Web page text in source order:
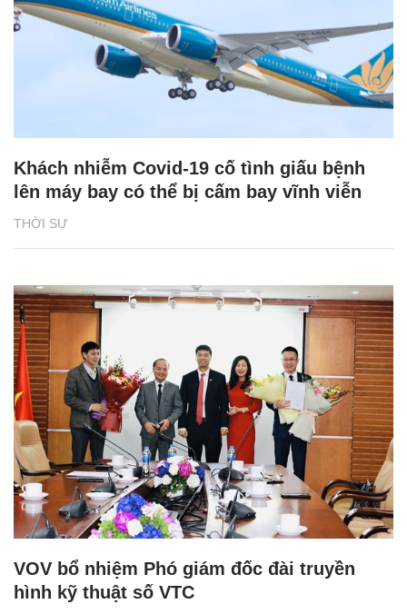
THỜI SỰ
Khách nhiễm Covid-19 cố tình giấu bệnh
lên máy bay có thể bị cấm bay vĩnh viễn
VOV bổ nhiệm Phó giám đốc đài truyền
hình kỹ thuật số VTC